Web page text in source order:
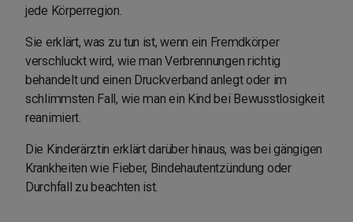
jede Körperregion.
Sie erklärt, was zu tun ist, wenn ein Fremdkörper
verschluckt wird, wie man Verbrennungen richtig
behandelt und einen Druckverband anlegt oder im
schlimmsten Fall, wie man ein Kind bei Bewusstlosigkeit
reanimiert.
Die Kinderärztin erklärt darüber hinaus, was bei gängigen
Krankheiten wie Fieber, Bindehautentzündung oder
Durchfall zu beachten ist.